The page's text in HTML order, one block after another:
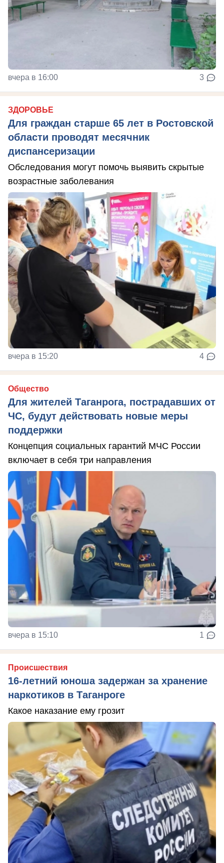
вчера в 16:00 3
ЗДОРОВЬЕ
Для граждан старше 65 лет в Ростовской
области проводят месячник
диспансеризации
Обследования могут помочь выявить скрытые
возрастные заболевания
вчера в 15:20 4
Общество
Для жителей Таганрога, пострадавших от
ЧС, будут действовать новые меры
поддержки
Концепция социальных гарантий МЧС России
включает в себя три направления
вчера в 15:10 1
Происшествия
16-летний юноша задержан за хранение
наркотиков в Таганроге
Какое наказание ему грозит